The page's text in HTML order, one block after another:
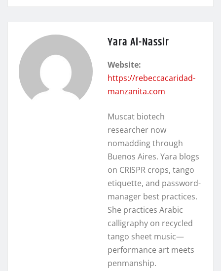
Yara Al-Nassir
Website:
https://rebeccacaridad-
manzanita.com
Muscat biotech
researcher now
nomadding through
Buenos Aires. Yara blogs
on CRISPR crops, tango
etiquette, and password-
manager best practices.
She practices Arabic
calligraphy on recycled
tango sheet music—
performance art meets
penmanship.